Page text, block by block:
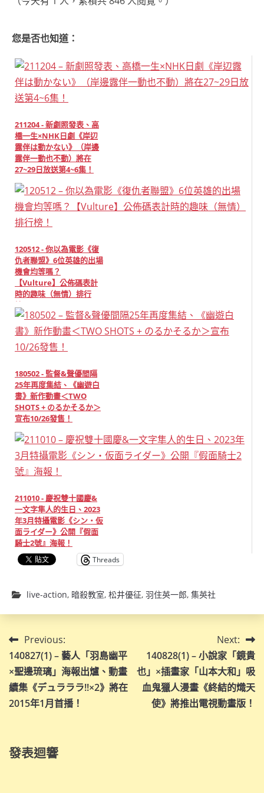
您是否也知道：
211204 - 新劇照發表、高
橋一生×NHK日劇《岸辺
露伴は動かない》（岸邊
露伴一動也不動）將在
27~29日放送第4~6集！
120512 - 你以為電影《復
仇者聯盟》6位英雄的出場
機會均等嗎？
【Vulture】公佈碼表計
時的趣味（無情）排行
榜！
180502 - 監督&聲優間隔
25年再度集結、《幽遊白
書》新作動畫＜TWO
SHOTS + のるかそるか＞
宣布10/26發售！
211010 - 慶祝雙十國慶&
一文字隼人的生日、2023
年3月特攝電影《シン・仮
面ライダー》公開『假面
騎士2號』海報！
Threads
live-action, 暗殺教室, 松井優征, 羽住英一郎, 集英社
文
章
導
覽
Previous:
140827(1) – 藝人「羽島幽平
×聖邊琉璃」海報出爐、動畫
續集《デュラララ!!×2》將在
2015年1月首播！
Next:
140828(1) – 小說家「鏡貴
也」×插畫家「山本大和」吸
血鬼獵人漫畫《終結的熾天
使》將推出電視動畫版！
發表迴響